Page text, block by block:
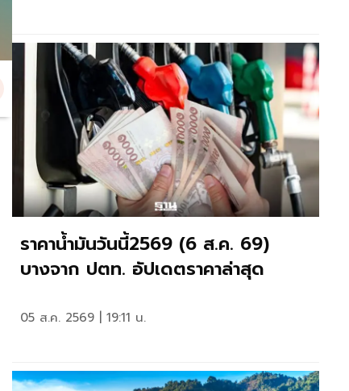
ราคาน้ำมันวันนี้2569 (6 ส.ค. 69)
บางจาก ปตท. อัปเดตราคาล่าสุด
05 ส.ค. 2569 | 19:11 น.